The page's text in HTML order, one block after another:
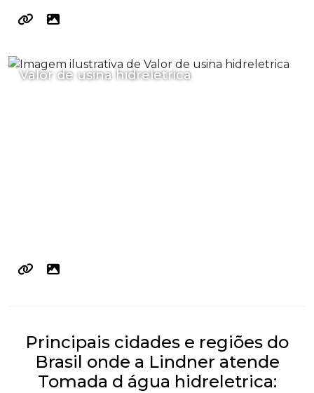
Valor de usina hidreletrica
Principais cidades e regiões do
Brasil onde a Lindner atende
Tomada d água hidreletrica: